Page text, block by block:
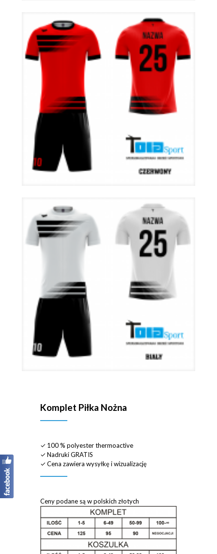
Komplet Piłka Nożna
✓ 100 % polyester thermoactive
✓ Nadruki GRATIS
✓ Cena zawiera wysyłkę i wizualizację
Ceny podane są w polskich złotych